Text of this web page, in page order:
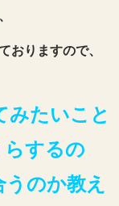
おりますので、
みたいこと
するの
のか教え